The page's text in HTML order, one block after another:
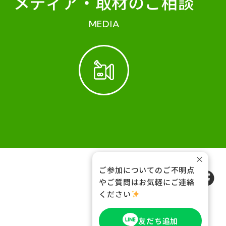
MEDIA
FOLLOW US
ご参加についてのご不明点
やご質問はお気軽にご連絡
ください
友だち追加
×